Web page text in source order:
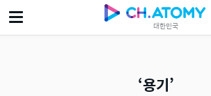
대한민국
용기